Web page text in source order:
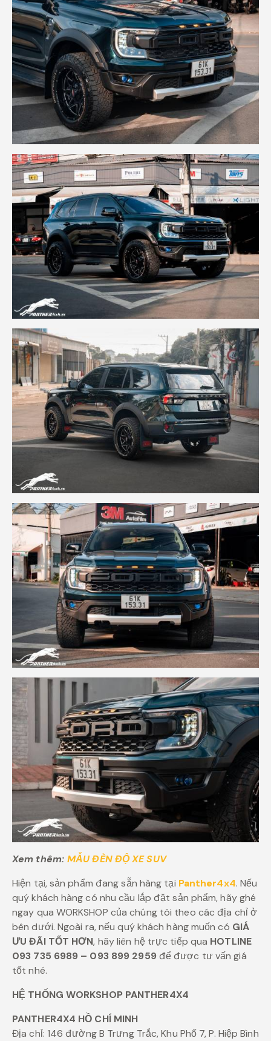
Xem thêm: MẪU ĐÈN ĐỘ XE SUV
Hiện tại, sản phẩm đang sẵn hàng tại Panther4x4. Nếu
quý khách hàng có nhu cầu lắp đặt sản phẩm, hãy ghé
ngay qua WORKSHOP của chúng tôi theo các địa chỉ ở
bên dưới. Ngoài ra, nếu quý khách hàng muốn có GIÁ
ƯU ĐÃI TỐT HƠN, hãy liên hệ trực tiếp qua HOTLINE
093 735 6989 – 093 899 2959để được tư vấn giá
tốt nhé.
HỆ THỐNG WORKSHOP PANTHER4X4
PANTHER4X4 HỒ CHÍ MINH
Địa chỉ: 146 đường B Trưng Trắc, Khu Phố 7, P. Hiệp Bình